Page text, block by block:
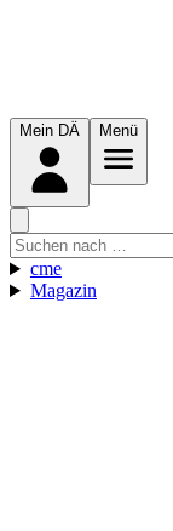
Mein DÄ Menü
cme
Magazin